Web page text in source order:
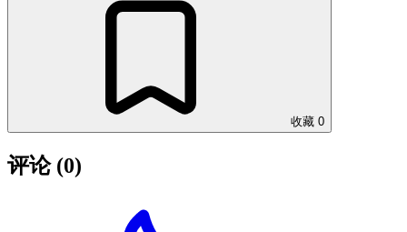
收藏 0
评论 (0)